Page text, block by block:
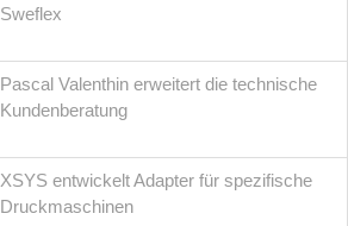
Sweflex
Pascal Valenthin erweitert die technische
Kundenberatung
XSYS entwickelt Adapter für spezifische
Druckmaschinen